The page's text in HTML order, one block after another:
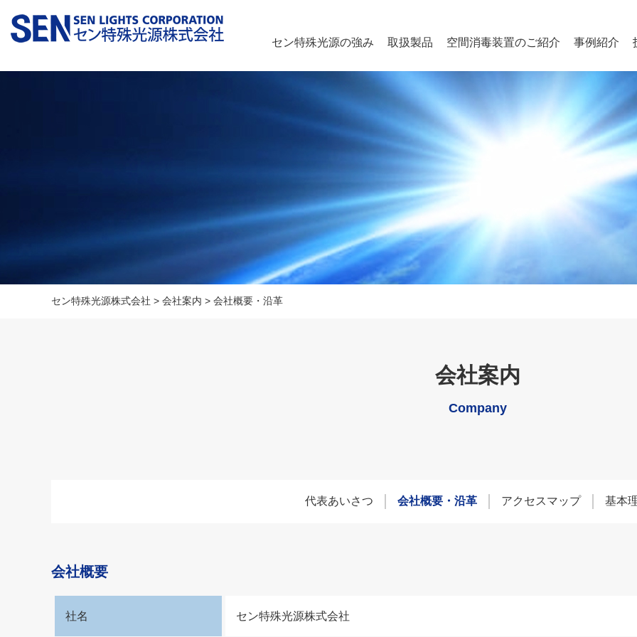
セン特殊光源の強み 取扱製品 空間消毒装置のご紹介 事例紹介
セン特殊光源株式会社 > 会社案内 > 会社概要・沿革
会社案内
Company
代表あいさつ 会社概要・沿革 アクセスマップ 基本
会社概要
社名 セン特殊光源株式会社